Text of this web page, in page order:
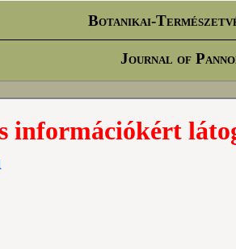
Botanikai-
Journal of
információkért